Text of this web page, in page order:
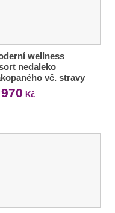
wellness
nedaleko
vč. stravy
Kč